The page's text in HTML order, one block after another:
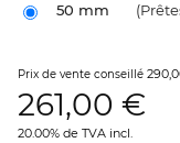
50 mm
Prix de vente conseillé
261,00 €
20.00% de TVA incl.